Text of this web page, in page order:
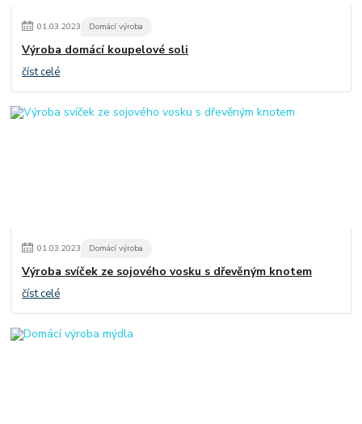
01.03.2023 Domácí výroba
Výroba domácí koupelové soli
číst celé
01.03.2023 Domácí výroba
Výroba svíček ze sojového vosku s dřevěným knotem
číst celé